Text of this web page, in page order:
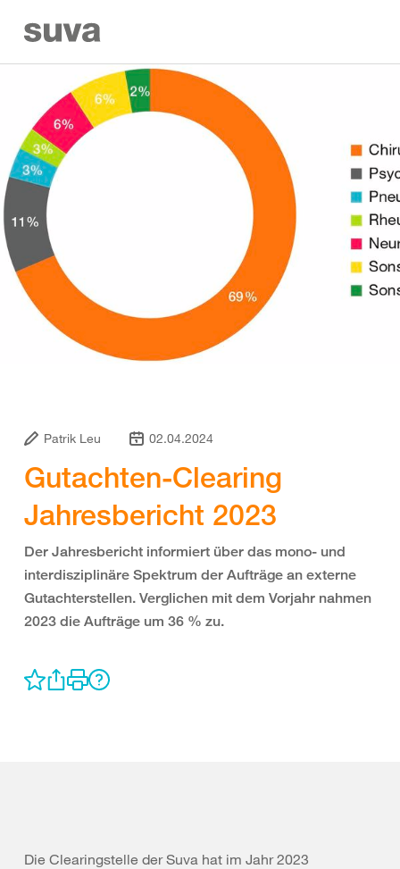
Patrik Leu 02.04.2024
Gutachten-Clearing
Jahresbericht 2023
Der Jahresbericht informiert über das mono- und
interdisziplinäre Spektrum der Aufträge an externe
Gutachterstellen. Verglichen mit dem Vorjahr nahmen
2023 die Aufträge um 36 % zu.
Die Clearingstelle der Suva hat im Jahr 2023